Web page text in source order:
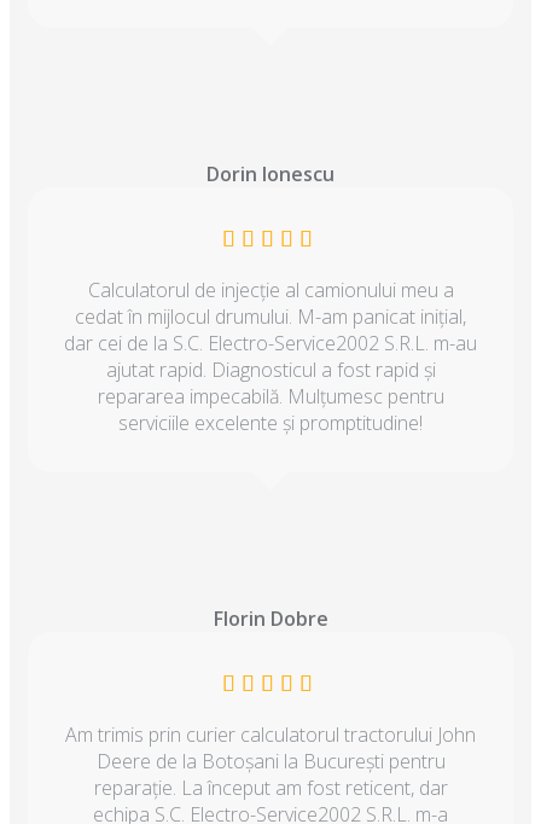
Dorin Ionescu
Calculatorul de injecție al camionului meu a
cedat în mijlocul drumului. M-am panicat inițial,
dar cei de la S.C. Electro-Service2002 S.R.L. m-au
ajutat rapid. Diagnosticul a fost rapid și
repararea impecabilă. Mulțumesc pentru
serviciile excelente și promptitudine!
Florin Dobre
Am trimis prin curier calculatorul tractorului John
Deere de la Botoșani la București pentru
reparație. La început am fost reticent, dar
echipa S.C. Electro-Service2002 S.R.L. m-a